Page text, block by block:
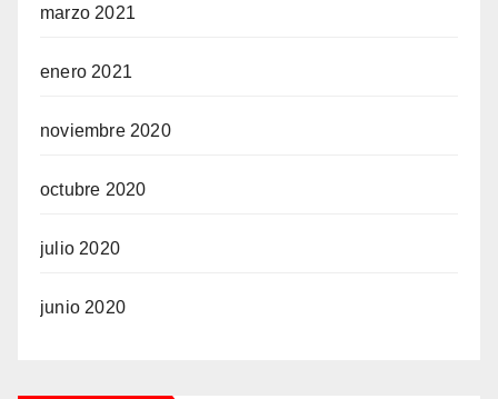
marzo 2021
enero 2021
noviembre 2020
octubre 2020
julio 2020
junio 2020